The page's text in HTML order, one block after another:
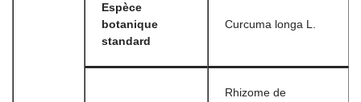
Espèce
botanique
standard
Curcuma longa L.
Rhizome de